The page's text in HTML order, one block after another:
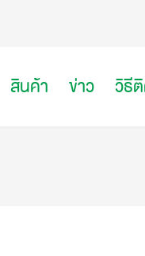
สินค้า ข่าว วิธี